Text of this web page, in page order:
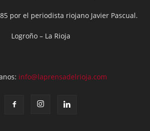
por el periodista riojano Javier Pascual.
Logroño – La Rioja
info@laprensadelrioja.com